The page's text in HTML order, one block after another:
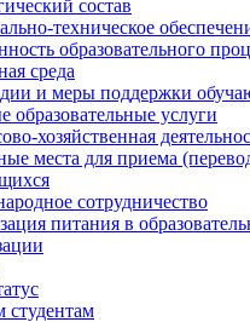
состав
техническое
образовательного
среда
и меры поддержки
образовательные услуги
хозяйственная
места для приема
сотрудничество
питания в